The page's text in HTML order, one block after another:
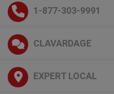
1-877-303-9991
CLAVARDAGE
EXPERT LOCAL